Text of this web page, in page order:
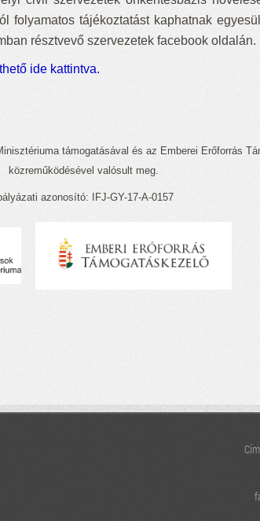
folyamatos tájékoztatást kaphatnak
résztvevő szervezetek facebook oldalán.
ide kattintva.
támogatásával és az Emberei Erőforrás
közreműködésével valósult meg.
azonosító: IFJ-GY-17-A-0157